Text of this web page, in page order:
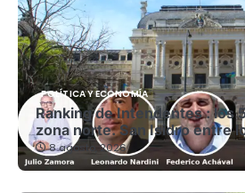
POLÍTICA Y ECONOMÍA
Ranking de Intendentes : los
zona norte. San Isidro entre
8 agosto, 2026